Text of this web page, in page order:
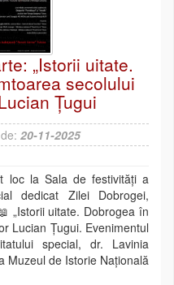
„Istorii uitate.
secolului
Țugui
20-11-2025
loc la Sala de festivități a
dedicat Zilei Dobrogei,
„Istorii uitate. Dobrogea în
Lucian Țugui. Evenimentul
special, dr. Lavinia
Muzeul de Istorie Națională